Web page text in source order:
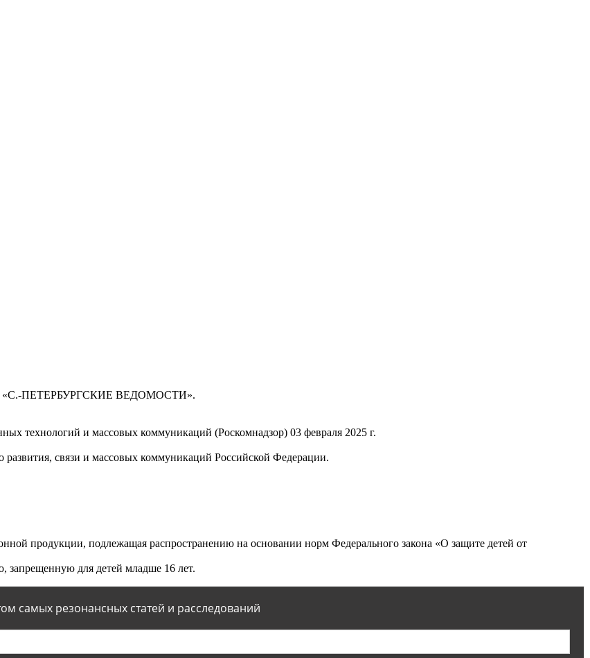
ПЕТЕРБУРГСКИЕ ВЕДОМОСТИ».
технологий и массовых коммуникаций (Роскомнадзор) 03 февраля 2025 г.
связи и массовых коммуникаций Российской Федерации.
продукции, подлежащая распространению на основании норм Федерального закона «О защите детей от
запрещенную для детей младше 16 лет.
самых резонансных статей и расследований